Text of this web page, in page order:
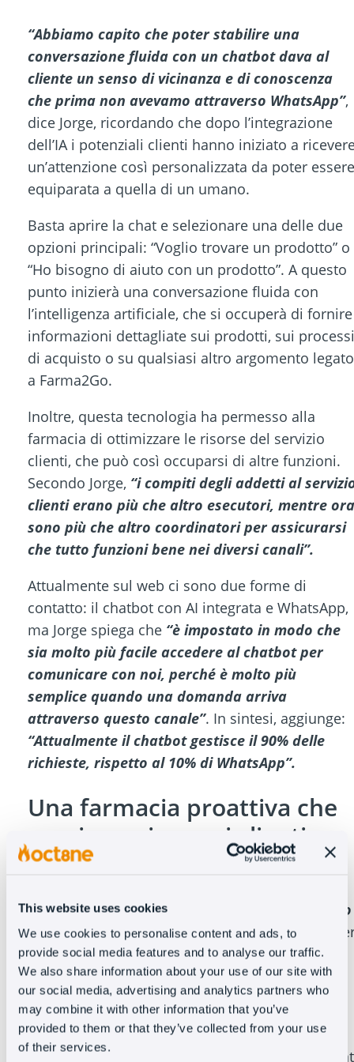
This website uses cookies
We use cookies to personalise content and ads, to
provide social media features and to analyse our traffic.
We also share information about your use of our site with
our social media, advertising and analytics partners who
may combine it with other information that you’ve
provided to them or that they’ve collected from your use
of their services.
“Abbiamo capito che poter stabilire una
conversazione fluida con un chatbot dava al
cliente un senso di vicinanza e di conoscenza
che prima non avevamo attraverso WhatsApp”,
dice Jorge, ricordando che dopo l’integrazione
dell’IA i potenziali clienti hanno iniziato a
un’attenzione così personalizzata da poter essere
equiparata a quella di un umano.
Basta aprire la chat e selezionare una delle due
opzioni principali: “Voglio trovare un prodotto” o
“Ho bisogno di aiuto con un prodotto”. A questo
punto inizierà una conversazione fluida con
l’intelligenza artificiale, che si occuperà di fornire
informazioni dettagliate sui prodotti, sui processi
di acquisto o su qualsiasi altro argomento legato
a Farma2Go.
Inoltre, questa tecnologia ha permesso alla
farmacia di ottimizzare le risorse del servizio
clienti, che può così occuparsi di altre funzioni.
Secondo Jorge, “i compiti degli addetti al
clienti erano più che altro esecutori, mentre ora
sono più che altro coordinatori per assicurarsi
che tutto funzioni bene nei diversi canali”.
Attualmente sul web ci sono due forme di
contatto: il chatbot con AI integrata e WhatsApp,
ma Jorge spiega che “è impostato in modo che
sia molto più facile accedere al chatbot per
comunicare con noi, perché è molto più
semplice quando una domanda arriva
attraverso questo canale”. In sintesi, aggiunge:
“Attualmente il chatbot gestisce il 90% delle
richieste, rispetto al 10% di WhatsApp”.
Una farmacia proattiva che
raggiunge i propri clienti
quando ne hanno bisogno
“Con Oct8ne sento che per la prima volta siamo
proattivi nei confronti dei clienti”, dice Jorge,
spiegare l’opportunità di avere un impatto sui
loro utenti nei momenti chiave del processo di
acquisto, attraverso itrigger.
Ad esempio, sul sito di Farma2Go, hanno
impostato un pop up per comunicare con i